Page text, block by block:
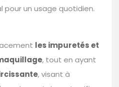
pour un usage quotidien.
les impuretés et
, tout en ayant
, visant à